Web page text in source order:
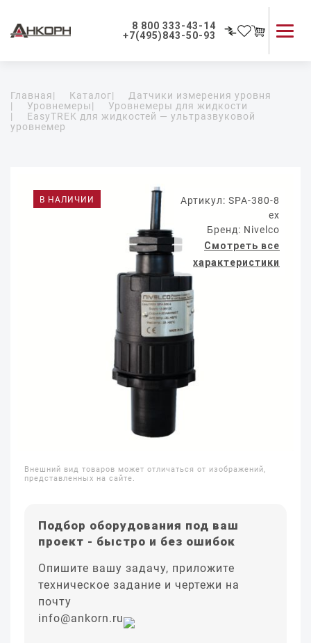
8 800 333-43-14
+7(495)843-50-93
Применение приборов
Как мы работаем
Главная| Каталог|
Датчики измерения уровня
|
Уровнемеры|
Уровнемеры для жидкости
|
EasyTREK для жидкостей — ультразвуковой
уровнемер
В НАЛИЧИИ
Артикул: SPA-380-8
ех
Бренд: Nivelco
Смотреть все
характеристики
Внешний вид товаров может отличаться от изображений,
представленных на сайте.
Подбор оборудования под ваш
проект - быстро и без ошибок
Опишите вашу задачу, приложите
техническое задание и чертежи на
почту
info@ankorn.ru